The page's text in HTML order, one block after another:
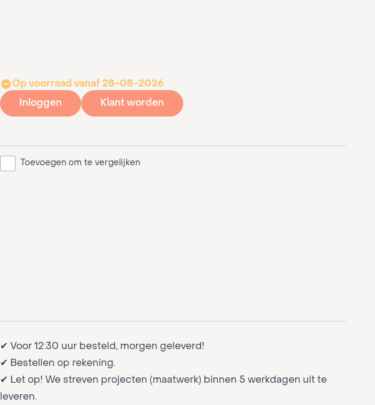
Op voorraad vanaf 28-08-2026
Inloggen
Klant worden
Toevoegen om te vergelijken
✔ Voor 12:30 uur besteld, morgen geleverd!
✔ Bestellen op rekening.
✔ Let op! We streven projecten (maatwerk) binnen 5 werkdagen uit te
leveren.